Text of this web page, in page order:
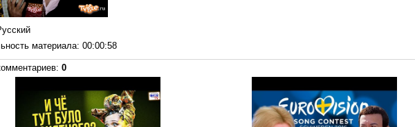
материала: 00:00:58
: 0